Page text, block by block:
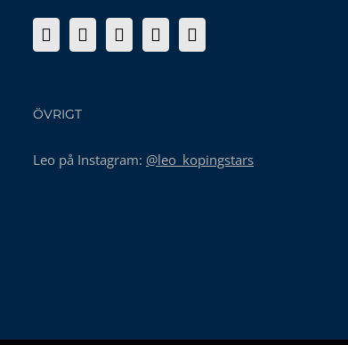
ÖVRIGT
Leo på Instagram: @leo_kopingstars